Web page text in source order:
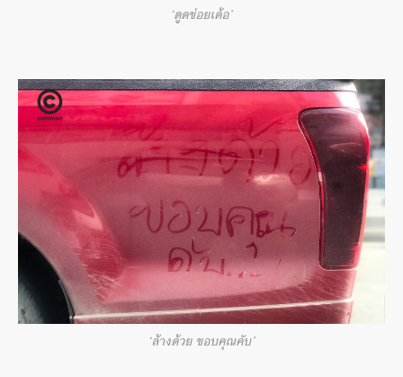
‘ตูดข่อยเด้อ’
‘ล้างด้วย ขอบคุณคับ’